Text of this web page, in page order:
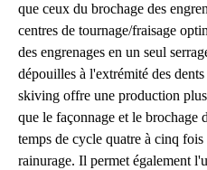
que ceux du brochage des
centres de tournage/fraisage
des engrenages en un seul
dépouilles à l'extrémité des
skiving offre une production
que le façonnage et le brochage
temps de cycle quatre à cinq
rainurage. Il permet également